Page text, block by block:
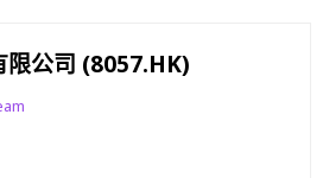
限公司 (8057.HK)